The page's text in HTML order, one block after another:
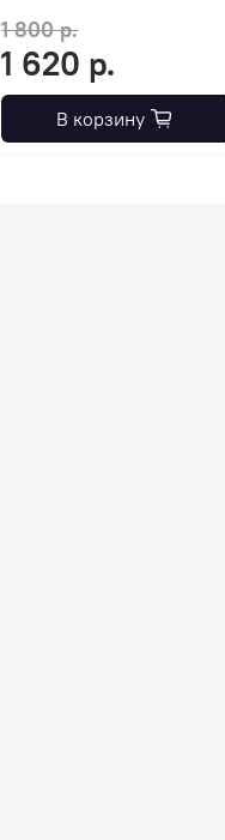
1 800 р.
1 620 р.
В корзину